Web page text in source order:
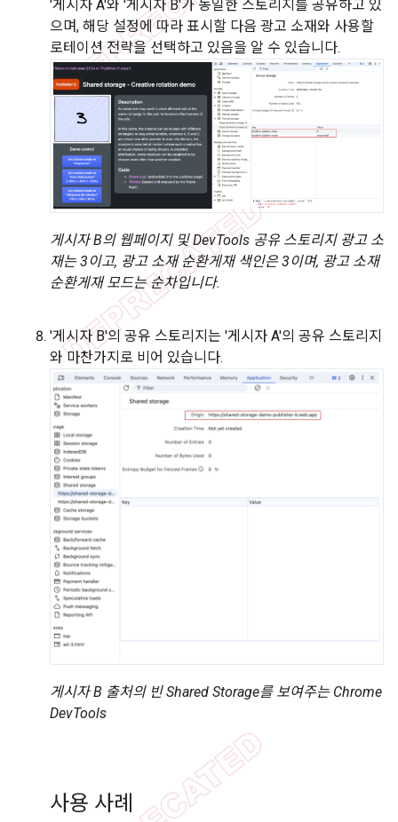
'게시자 A'와 '게시자 B'가 동일한 스토리지를 공유하고 있
으며, 해당 설정에 따라 표시할 다음 광고 소재와 사용할
로테이션 전략을 선택하고 있음을 알 수 있습니다.
게시자 B의 웹페이지 및 DevTools 공유 스토리지 광고 소
재는 3이고, 광고 소재 순환게재 색인은 3이며, 광고 소재
순환게재 모드는 순차입니다.
'게시자 B'의 공유 스토리지는 '게시자 A'의 공유 스토리지
와 마찬가지로 비어 있습니다.
게시자 B 출처의 빈 Shared Storage를 보여주는 Chrome
DevTools
사용 사례